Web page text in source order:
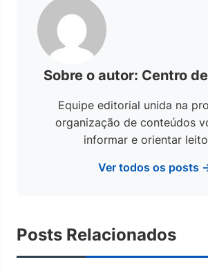
Sobre o autor: Centro
Equipe editorial unida na
organização de conteúdos
informar e orientar
Ver todos os posts
Posts Relacionados